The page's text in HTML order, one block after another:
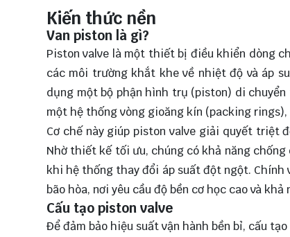
Kiến thức nền
Van piston là gì?
Piston valve là một thiết bị điều khiển dòng
các môi trường khắt khe về nhiệt độ và áp
dụng một bộ phận hình trụ (piston) di
một hệ thống vòng gioăng kín (packing
Cơ chế này giúp piston valve giải quyết triệt
Nhờ thiết kế tối ưu, chúng có khả năng
khi hệ thống thay đổi áp suất đột ngột.
bão hòa, nơi yêu cầu độ bền cơ học cao và
Cấu tạo piston valve
Để đảm bảo hiệu suất vận hành bền bỉ, cấu